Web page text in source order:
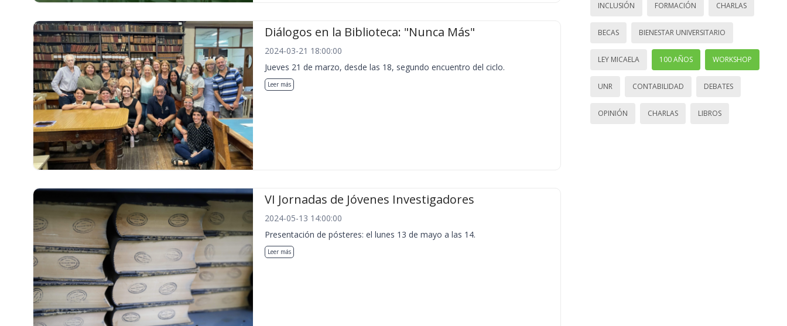
Diálogos en la Biblioteca: "Nunca Más"
2024-03-21 18:00:00
Jueves 21 de marzo, desde las 18, segundo encuentro del ciclo.
Leer más
VI Jornadas de Jóvenes Investigadores
2024-05-13 14:00:00
Presentación de pósteres: el lunes 13 de mayo a las 14.
Leer más
INCLUSIÓN FORMACIÓN CHARLAS
BECAS BIENESTAR UNIVERSITARIO
LEY MICAELA 100 AÑOS WORKSHOP
UNR CONTABILIDAD DEBATES
OPINIÓN CHARLAS LIBROS